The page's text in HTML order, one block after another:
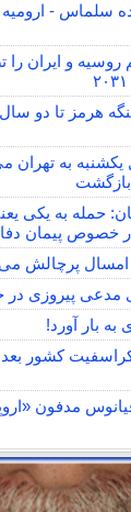
روسیه و ایران را
هرمز تا دو
به تهران
حمله به یکی
خصوص پیمان
امسال پرچالش
مدعی پیروزی در
بار آورد!
مدفون